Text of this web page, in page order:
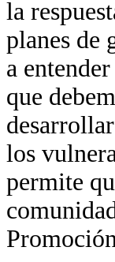
la
planes de
a
que
los
permite